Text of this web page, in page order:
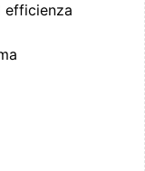
efficienza